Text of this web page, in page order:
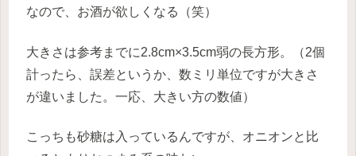
なので、お酒が欲しくなる（笑）
大きさは参考までに2.8cm×3.5cm弱の長方形。（2個
計ったら、誤差というか、数ミリ単位ですが大きさ
が違いました。一応、大きい方の数値）
こっちも砂糖は入っているんですが、オニオンと比